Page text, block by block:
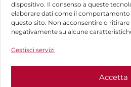
dispositivo. Il consenso a queste
elaborare dati come il comportamento
questo sito. Non acconsentire o
negativamente su alcune
Gestisci servizi
Accetta
COMPANY
HELP